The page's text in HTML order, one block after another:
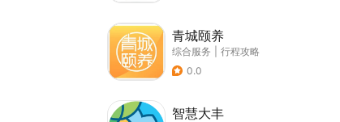
青城颐养
综合服务
行程攻略
0.0
智慧大丰